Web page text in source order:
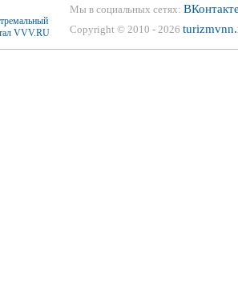
Мы в социальных сетях:
Copyright © 2010 - 2026